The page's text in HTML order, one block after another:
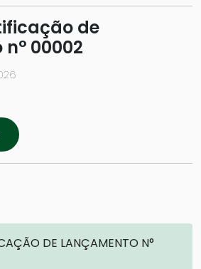
de
00002
DE LANÇAMENTO N°